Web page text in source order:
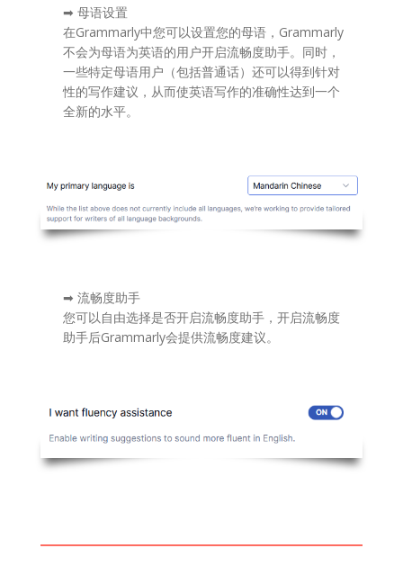
➡ 母语设置
在Grammarly中您可以设置您的母语，Grammarly
不会为母语为英语的用户开启流畅度助手。同时，
一些特定母语用户（包括普通话）还可以得到针对
性的写作建议，从而使英语写作的准确性达到一个
全新的水平。
➡ 流畅度助手
您可以自由选择是否开启流畅度助手，开启流畅度
助手后Grammarly会提供流畅度建议。